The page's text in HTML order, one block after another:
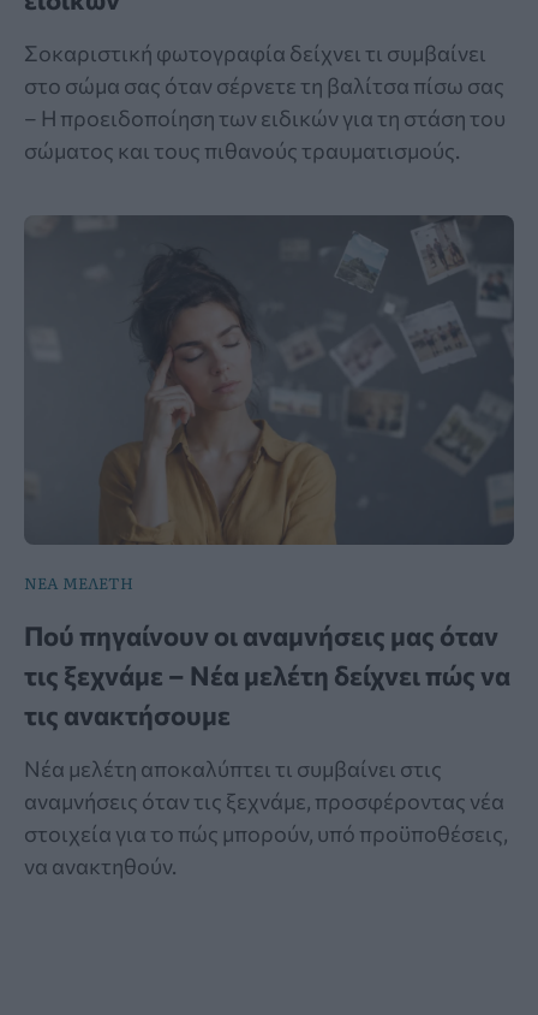
Σοκαριστική φωτογραφία δείχνει τι συμβαίνει
στο σώμα σας όταν σέρνετε τη βαλίτσα πίσω σας
– Η προειδοποίηση των ειδικών για τη στάση του
σώματος και τους πιθανούς τραυματισμούς.
ΝΕΑ ΜΕΛΕΤΗ
Πού πηγαίνουν οι αναμνήσεις μας όταν
τις ξεχνάμε – Νέα μελέτη δείχνει πώς να
τις ανακτήσουμε
Νέα μελέτη αποκαλύπτει τι συμβαίνει στις
αναμνήσεις όταν τις ξεχνάμε, προσφέροντας νέα
στοιχεία για το πώς μπορούν, υπό προϋποθέσεις,
να ανακτηθούν.